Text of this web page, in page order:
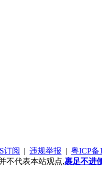
订阅 | 违规举报 | 粤ICP备
不代表本站观点,裹足不进